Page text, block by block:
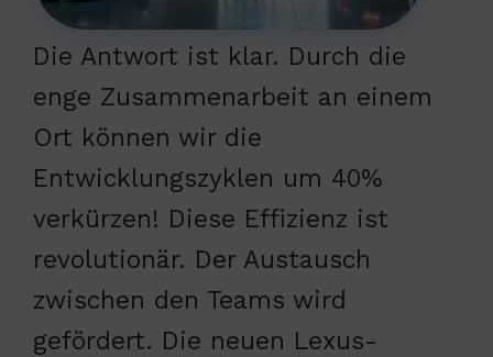
Die Antwort ist klar. Durch die
enge Zusammenarbeit an einem
Ort können wir die
Entwicklungszyklen um 40%
verkürzen! Diese Effizienz ist
revolutionär. Der Austausch
zwischen den Teams wird
gefördert. Die neuen Lexus-